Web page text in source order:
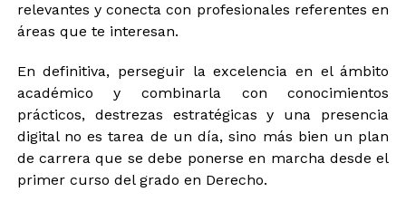
relevantes y conecta con profesionales referentes en
áreas que te interesan.
En definitiva, perseguir la excelencia en el ámbito
académico y combinarla con conocimientos
prácticos, destrezas estratégicas y una presencia
digital no es tarea de un día, sino más bien un plan
de carrera que se debe ponerse en marcha desde el
primer curso del grado en Derecho.